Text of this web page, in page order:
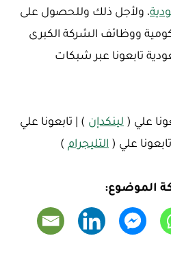
، ولأجل ذلك وللحصول على
ووظائف الشركة الكبرى
تابعونا عبر شبكات
علي ( لينكدإن ) | تابعونا علي
علي ( التليجرام )
الموضوع: